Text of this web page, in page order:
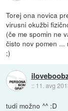
Torej ona novica
virusni okužbi
(če me spomin ne
čisto nov pomen ...
;)
:: 11. avg
tudi možno ^^ :D